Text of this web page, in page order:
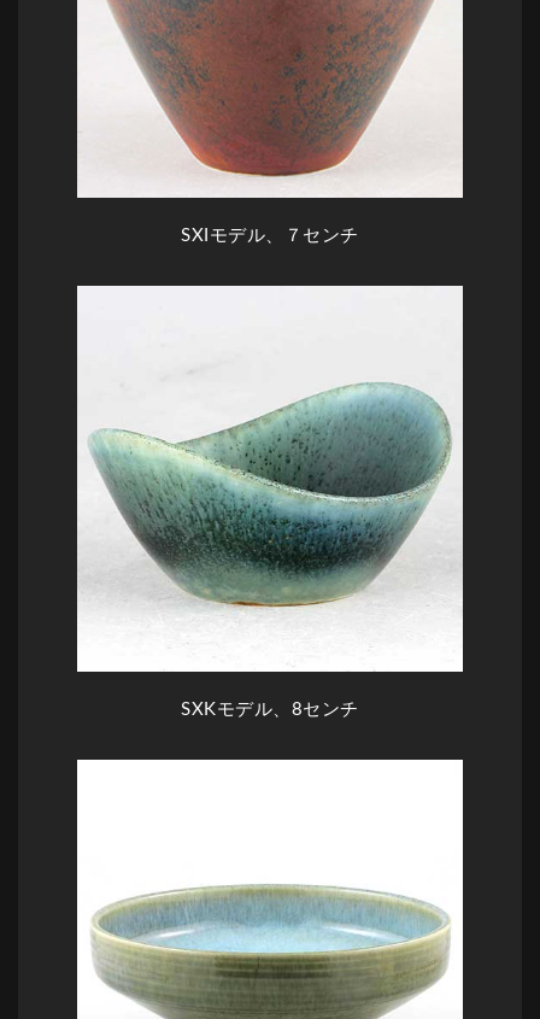
SXIモデル、７センチ
SXKモデル、8センチ